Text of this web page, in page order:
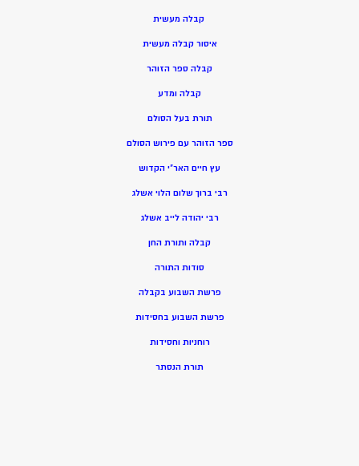
קבלה מעשית
איסור קבלה מעשית
קבלה ספר הזוהר
קבלה ומדע
תורת בעל הסולם
ספר הזוהר עם פירוש הסולם
עץ חיים האר”י הקדוש
רבי ברוך שלום הלוי אשלג
רבי יהודה לייב אשלג
קבלה ותורת החן
סודות התורה
פרשת השבוע בקבלה
פרשת השבוע בחסידות
רוחניות וחסידות
תורת הנסתר